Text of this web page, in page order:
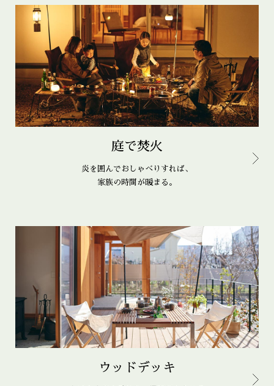
庭で焚火
炎を囲んでおしゃべりすれば、
家族の時間が暖まる。
ウッドデッキ